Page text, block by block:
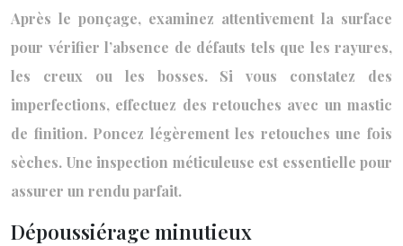
Après le ponçage, examinez attentivement la surface
pour vérifier l’absence de défauts tels que les rayures,
les creux ou les bosses. Si vous constatez des
imperfections, effectuez des retouches avec un mastic
de finition. Poncez légèrement les retouches une fois
sèches. Une inspection méticuleuse est essentielle pour
assurer un rendu parfait.
Dépoussiérage minutieux